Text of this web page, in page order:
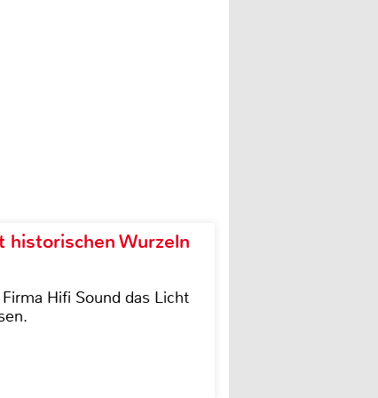
historischen Wurzeln
Hifi Sound das Licht